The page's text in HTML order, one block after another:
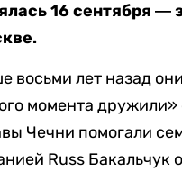
16 сентября ―
восьми лет назад
момента
Чечни помогали
Russ Бакальчук